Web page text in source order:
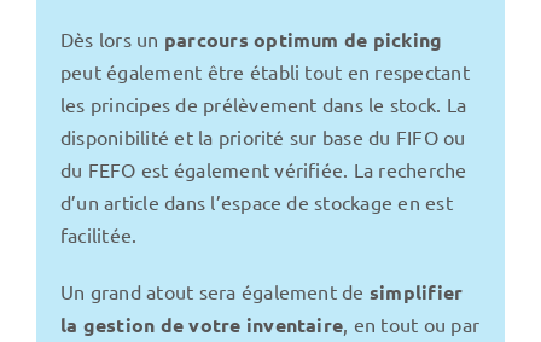
Dès lors un parcours optimum de picking
peut également être établi tout en respectant
les principes de prélèvement dans le stock. La
disponibilité et la priorité sur base du FIFO ou
du FEFO est également vérifiée. La recherche
d’un article dans l’espace de stockage en est
facilitée.
Un grand atout sera également de simplifier
la gestion de votre inventaire , en tout ou par